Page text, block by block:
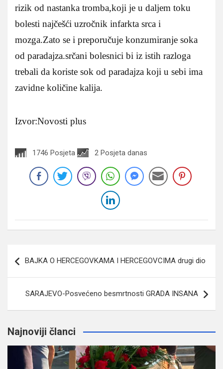
rizik od nastanka tromba,koji je u daljem toku
bolesti najčešći uzročnik infarkta srca i
mozga.Zato se i preporučuje konzumiranje soka
od paradajza.srčani bolesnici bi iz istih razloga
trebali da koriste sok od paradajza koji u sebi ima
zavidne količine kalija.
Izvor:Novosti plus
1746 Posjeta 2 Posjeta danas
članaka
BAJKA O HERCEGOVKAMA I HERCEGOVCIMA drugi dio
SARAJEVO-Posvećeno besmrtnosti GRADA INSANA
Najnoviji članci